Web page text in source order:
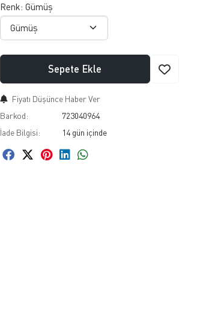
Renk: Gümüş
Sepete Ekle
Fiyatı Düşünce Haber Ver
Barkod:
723040964
İade Bilgisi: